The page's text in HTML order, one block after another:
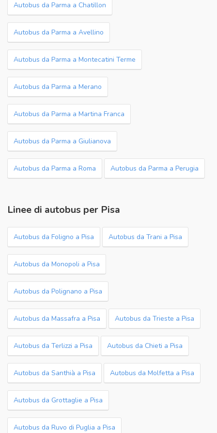
Autobus da Parma a Chatillon
Autobus da Parma a Avellino
Autobus da Parma a Montecatini Terme
Autobus da Parma a Merano
Autobus da Parma a Martina Franca
Autobus da Parma a Giulianova
Autobus da Parma a Roma Autobus da Parma a Perugia
Linee di autobus per Pisa
Autobus da Foligno a Pisa Autobus da Trani a Pisa
Autobus da Monopoli a Pisa
Autobus da Polignano a Pisa
Autobus da Massafra a Pisa Autobus da Trieste a Pisa
Autobus da Terlizzi a Pisa Autobus da Chieti a Pisa
Autobus da Santhià a Pisa Autobus da Molfetta a Pisa
Autobus da Grottaglie a Pisa
Autobus da Ruvo di Puglia a Pisa